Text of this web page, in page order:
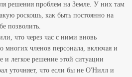
решения проблем на Земле. У них там
роскошь, как быть постоянно на
позволить.
что через час с ними вновь
многих членов персонала, включая и
и легкое решение этой ситуации
уточняет, что если бы не О'Нилл и